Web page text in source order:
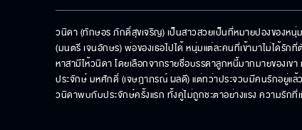
วนิดา (ทักษอร ภักดิ์สุขเจริญ) เป็นสาวสวยเป็นที่หมายปองของห
(มนตรี เจนอักษร) พ่อของเธอไปได้ หนุ่มแต่ละคนที่เข้ามาไม่ได้รั
หาสามีให้วนิดา โดยเลือกจากรายชื่อบรรดาลูกหนี้มากมายของเ
ประจักษ์ มหศักดิ์ (เจษฎาภรณ์ ผลดี) แต่ทว่าประจวบมีคนรักอยู่แล้
วนิดาพบกับประจักษ์ครั้งแรก ทั้งคู่ไม่ถูกชะตาอย่างแรง ความรักที่